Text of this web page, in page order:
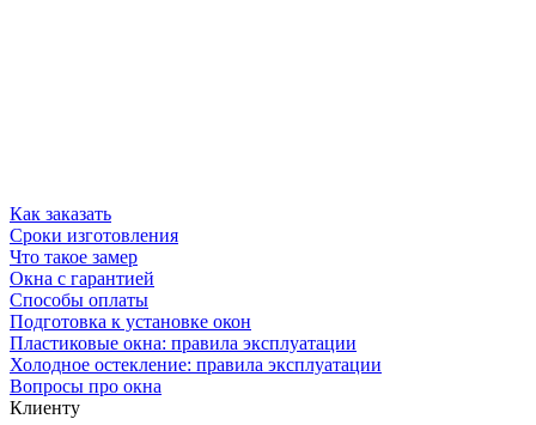
Как заказать
Сроки изготовления
Что такое замер
Окна с гарантией
Способы оплаты
Подготовка к установке окон
Пластиковые окна: правила эксплуатации
Холодное остекление: правила эксплуатации
Вопросы про окна
Клиенту